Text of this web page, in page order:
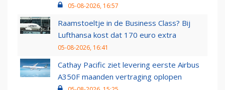
05-08-2026, 16:57
Raamstoeltje in de Business Class? Bij
Lufthansa kost dat 170 euro extra
05-08-2026, 16:41
Cathay Pacific ziet levering eerste Airbus
A350F maanden vertraging oplopen